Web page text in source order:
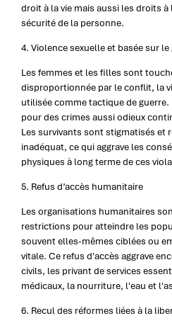
droit à la vie mais aussi les droits
sécurité de la personne.
4. Violence sexuelle et basée sur le
Les femmes et les filles sont
disproportionnée par le conflit, la
utilisée comme tactique de guerre.
pour des crimes aussi odieux
Les survivants sont stigmatisés et
inadéquat, ce qui aggrave les
physiques à long terme de ces
5. Refus d’accès humanitaire
Les organisations humanitaires
restrictions pour atteindre les
souvent elles-mêmes ciblées ou
vitale. Ce refus d'accès aggrave
civils, les privant de services
médicaux, la nourriture, l'eau et
6. Recul des réformes liées à la